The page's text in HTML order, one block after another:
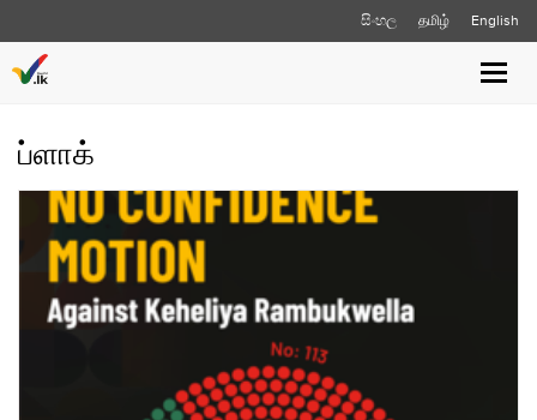
සිංහල தமிழ் English
Toggle
ப்ளாக்